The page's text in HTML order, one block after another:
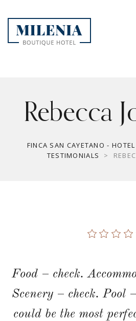
Rebecca
FINCA SAN CAYETANO -
TESTIMONIALS
>
Food – check.
Scenery – check. Pool
could be the most